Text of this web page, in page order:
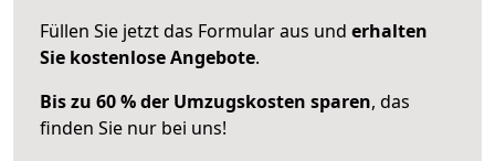
Füllen Sie jetzt das Formular aus und erhalten
Sie kostenlose Angebote.
Bis zu 60 % der Umzugskosten sparen, das
finden Sie nur bei uns!